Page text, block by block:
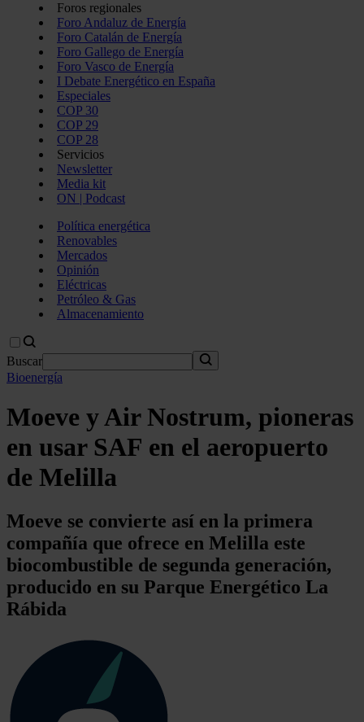
Foros regionales
Foro Andaluz de Energía
Foro Catalán de Energía
Foro Gallego de Energía
Foro Vasco de Energía
I Debate Energético en España
Especiales
COP 30
COP 29
COP 28
Servicios
Newsletter
Media kit
ON | Podcast
Política energética
Renovables
Mercados
Opinión
Eléctricas
Petróleo & Gas
Almacenamiento
Buscar
Bioenergía
Moeve y Air Nostrum, pioneras
en usar SAF en el aeropuerto
de Melilla
Moeve se convierte así en la primera
compañía que ofrece en Melilla este
biocombustible de segunda generación,
producido en su Parque Energético La
Rábida